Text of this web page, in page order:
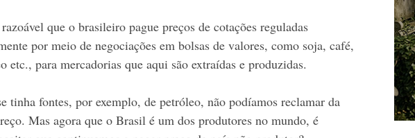
que o brasileiro pague preços de cotações reguladas
por meio de negociações em bolsas de valores, como soja, café,
etc., para mercadorias que aqui são extraídas e produzidas.
tinha fontes, por exemplo, de petróleo, não podíamos reclamar da
Mas agora que o Brasil é um dos produtores no mundo, é